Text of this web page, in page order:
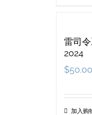
雷司
2024
$
加入购